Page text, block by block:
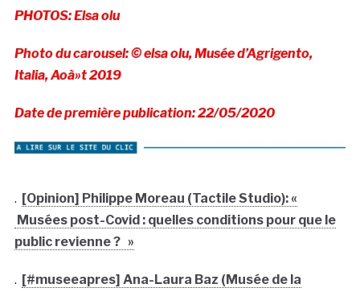
PHOTOS: Elsa olu
Photo du carousel: © elsa olu, Musée d’Agrigento,
Italia, Aoà»t 2019
Date de première publication: 22/05/2020
. [Opinion] Philippe Moreau (Tactile Studio): «
Musées post-Covid : quelles conditions pour que le
public revienne ? »
. [#museeapres] Ana-Laura Baz (Musée de la